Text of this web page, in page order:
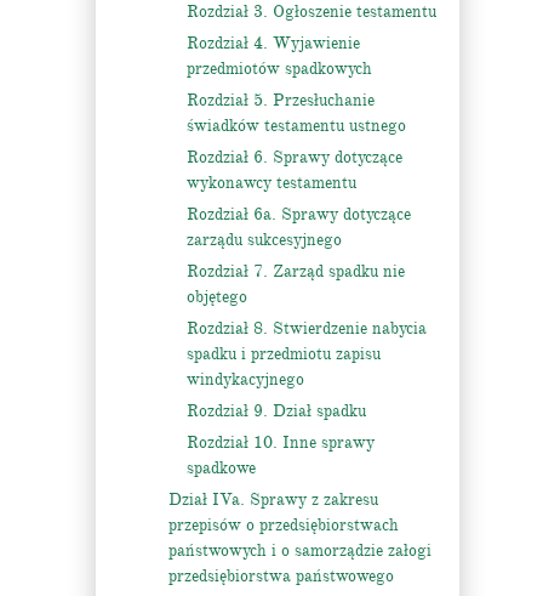
Rozdział 3. Ogłoszenie testamentu
Rozdział 4. Wyjawienie
przedmiotów spadkowych
Rozdział 5. Przesłuchanie
świadków testamentu ustnego
Rozdział 6. Sprawy dotyczące
wykonawcy testamentu
Rozdział 6a. Sprawy dotyczące
zarządu sukcesyjnego
Rozdział 7. Zarząd spadku nie
objętego
Rozdział 8. Stwierdzenie nabycia
spadku i przedmiotu zapisu
windykacyjnego
Rozdział 9. Dział spadku
Rozdział 10. Inne sprawy
spadkowe
Dział IVa. Sprawy z zakresu
przepisów o przedsiębiorstwach
państwowych i o samorządzie załogi
przedsiębiorstwa państwowego